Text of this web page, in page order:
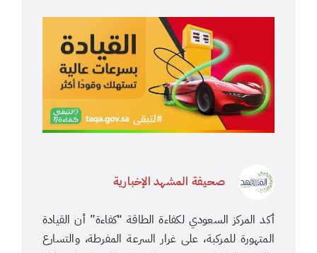
صحيفة المشهد الإخبارية
أكد المركز السعودي لكفاءة الطاقة “كفاءة” أن القيادة
المتهورة للمركبة، على غرار السرعة المفرطة، والتسارع